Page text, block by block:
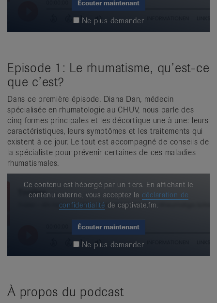
Écouter maintenant
Ne plus demander
Episode 1: Le rhumatisme, qu’est-ce
que c’est?
Dans ce première épisode, Diana Dan, médecin
spécialisée en rhumatologie au CHUV, nous parle des
cinq formes principales et les décortique une à une: leurs
caractéristiques, leurs symptômes et les traitements qui
existent à ce jour. Le tout est accompagné de conseils de
la spécialiste pour prévenir certaines de ces maladies
rhumatismales.
Ce contenu est hébergé par un tiers. En affichant le
contenu externe, vous acceptez la déclaration de
confidentialité de captivate.fm.
Écouter maintenant
Ne plus demander
À propos du podcast